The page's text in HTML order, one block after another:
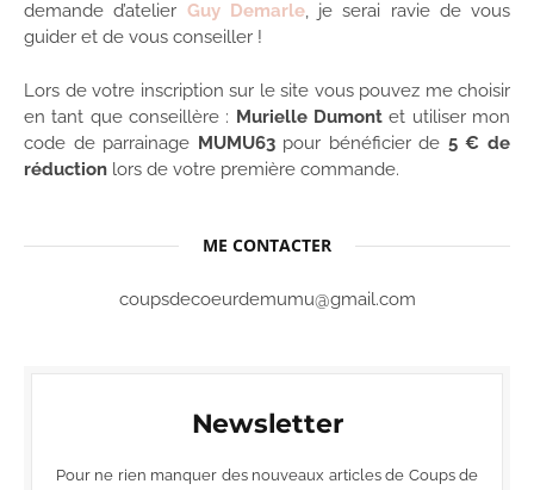
demande d’atelier Guy Demarle, je serai ravie de vous
guider et de vous conseiller !
Lors de votre inscription sur le site vous pouvez me choisir
en tant que conseillère : Murielle Dumont et utiliser mon
code de parrainage MUMU63pour bénéficier de 5 € de
réduction lors de votre première commande.
ME CONTACTER
coupsdecoeurdemumu@gmail.com
Newsletter
Pour ne rien manquer des nouveaux articles de Coups de